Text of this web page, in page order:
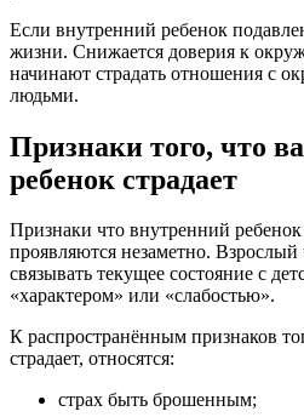
Если внутренний ребенок
жизни. Снижается доверия к
начинают страдать отношения с
людьми.
Признаки того, что
ребенок страдает
Признаки что внутренний
проявляются незаметно.
связывать текущее состояние с
«характером» или «слабостью».
К распространённым признаков
страдает, относятся:
страх быть брошенным;